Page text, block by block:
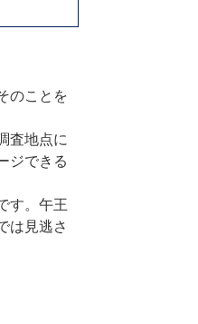
のことを
査地点に
ジできる
す。午王
は見逃さ